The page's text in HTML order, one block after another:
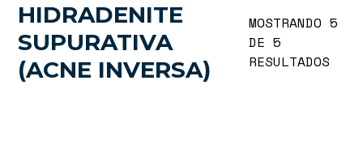
HIDRADENITE
SUPURATIVA
(ACNE INVERSA)
MOSTRANDO 5
DE 5
RESULTADOS